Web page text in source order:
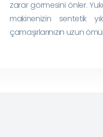
zarar görmesini önler.
makinenizin sentetik
çamaşırlarınızın uzun